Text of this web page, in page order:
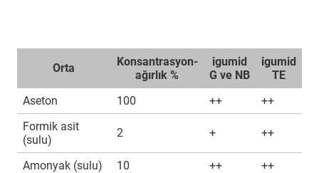
Orta
Konsantrasyon-
ağırlık %
igumid
G ve NB
igumid
TE
Aseton
100 ++
++
Formik asit
(sulu)
2 + ++
Amonyak (sulu) 10 ++
++